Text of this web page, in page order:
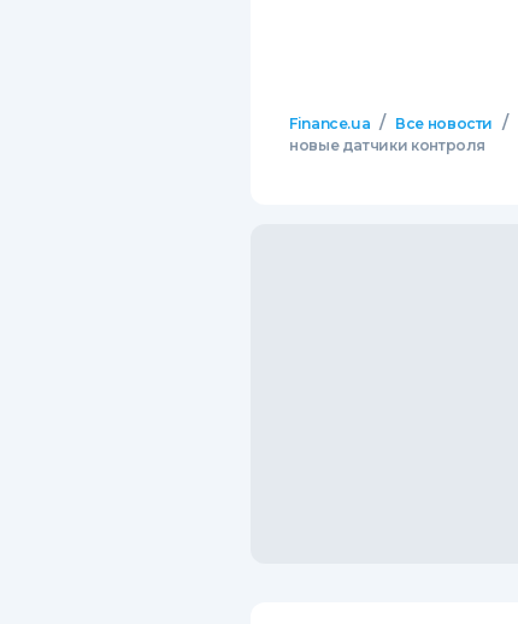
Finance.ua / Все новости /
новые датчики контроля